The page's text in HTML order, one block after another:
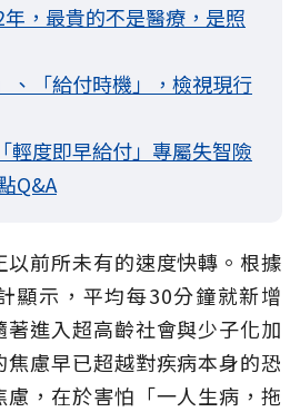
，最貴的不是醫療，是照
、「給付時機」，檢視現行
輕度即早給付」專屬失智險
Q&A
以前所未有的速度快轉。根據
顯示，平均每30分鐘就新增
進入超高齡社會與少子化加
慮早已超越對疾病本身的恐
，在於害怕「一人生病，拖